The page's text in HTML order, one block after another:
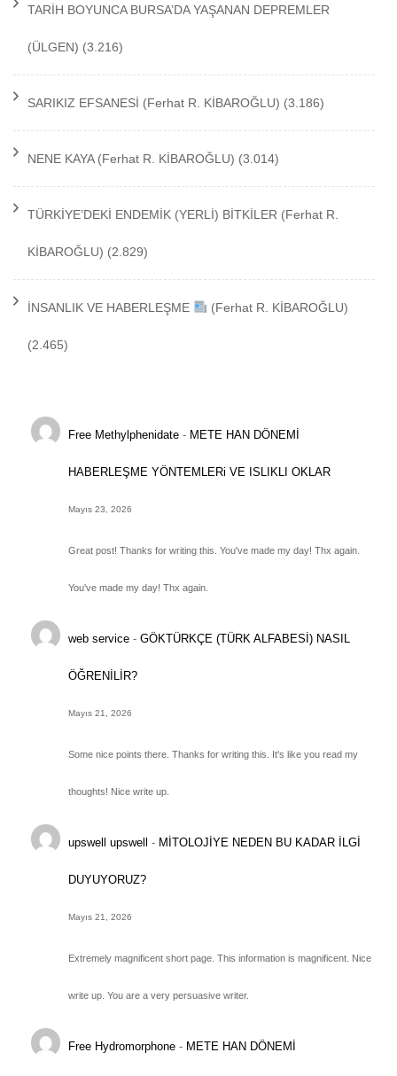
TARİH BOYUNCA BURSA’DA YAŞANAN DEPREMLER
(ÜLGEN) (3.216)
SARIKIZ EFSANESİ (Ferhat R. KİBAROĞLU) (3.186)
NENE KAYA (Ferhat R. KİBAROĞLU) (3.014)
TÜRKİYE’DEKİ ENDEMİK (YERLİ) BİTKİLER (Ferhat R.
KİBAROĞLU) (2.829)
İNSANLIK VE HABERLEŞME (Ferhat R. KİBAROĞLU)
(2.465)
Free Methylphenidate - METE HAN DÖNEMİ
HABERLEŞME YÖNTEMLERi VE ISLIKLI OKLAR
Mayıs 23, 2026
Great post! Thanks for writing this. You've made my day! Thx again.
You've made my day! Thx again.
web service -GÖKTÜRKÇE (TÜRK ALFABESİ) NASIL
ÖĞRENİLİR?
Mayıs 21, 2026
Some nice points there. Thanks for writing this. It's like you read my
thoughts! Nice write up.
upswell upswell - MİTOLOJİYE NEDEN BU KADAR İLGİ
DUYUYORUZ?
Mayıs 21, 2026
Extremely magnificent short page. This information is magnificent. Nice
write up. You are a very persuasive writer.
Free Hydromorphone - METE HAN DÖNEMİ